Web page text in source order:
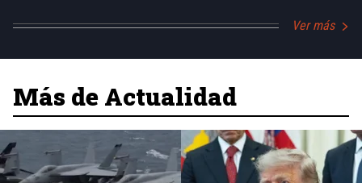
Ver más
Más de Actualidad